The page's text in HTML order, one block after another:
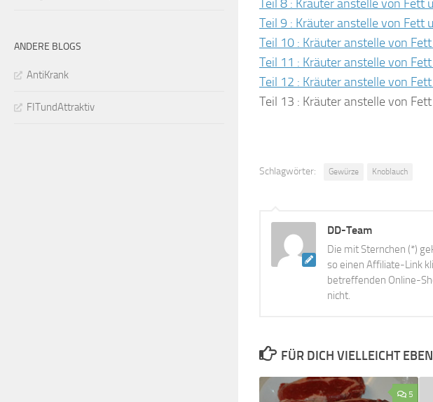
Teil 8 : Kräuter anstelle von Fett
Teil 9 : Kräuter anstelle von Fett
Teil 10 : Kräuter anstelle von
Teil 11 : Kräuter anstelle von
Teil 12 : Kräuter anstelle von
Teil 13 : Kräuter anstelle von
Schlagwörter: Gewürze Knoblauch
DD-Team
Die mit Sternchen (*)
so einen Affiliate-Link
betreffenden Online-
nicht.
FÜR DICH VIELLEICHT
5
ANDERE BLOGS
AntiKrank
FITundAttraktiv